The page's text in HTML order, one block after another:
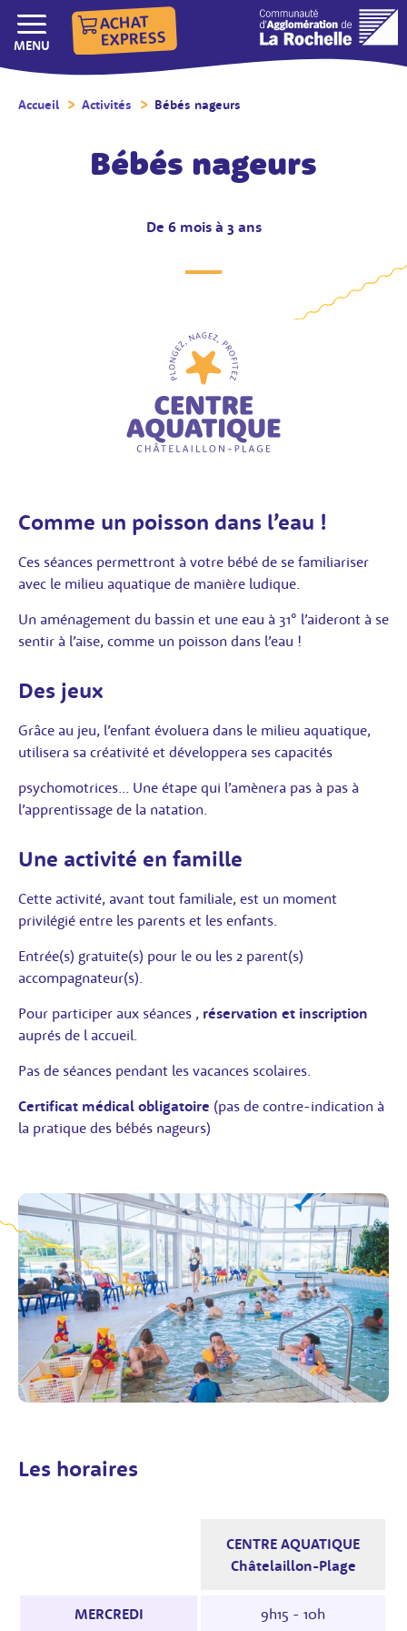
ACHAT
EXPRESS
AFFICHER/MASQUER LE
MENU
Accueil Activités Bébés nageurs
Bébés nageurs
De 6 mois à 3 ans
Comme un poisson dans l’eau !
Ces séances permettront à votre bébé de se familiariser
avec le milieu aquatique de manière ludique.
Un aménagement du bassin et une eau à 31° l’aideront à se
sentir à l’aise, comme un poisson dans l’eau !
Des jeux
Grâce au jeu, l’enfant évoluera dans le milieu aquatique,
utilisera sa créativité et développera ses capacités
psychomotrices... Une étape qui l’amènera pas à pas à
l’apprentissage de la natation.
Une activité en famille
Cette activité, avant tout familiale, est un moment
privilégié entre les parents et les enfants.
Entrée(s) gratuite(s) pour le ou les 2 parent(s)
accompagnateur(s).
Pour participer aux séances , réservation et inscription
auprés de l accueil.
Pas de séances pendant les vacances scolaires.
Certificat médical obligatoire (pas de contre-indication à
la pratique des bébés nageurs)
Les horaires
Horaires des séances: le tableau indique les
CENTRE AQUATIQUE
Châtelaillon-Plage
MERCREDI 9h15 - 10h